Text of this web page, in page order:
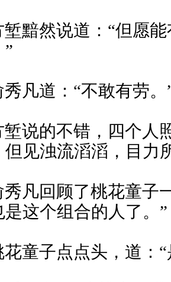
黯然说道：“但愿
”
凡道：“不敢有劳。
说的不错，四个人
但见浊流滔滔，目力
凡回顾了桃花童子
是这个组合的人了。”
童子点点头，道：“